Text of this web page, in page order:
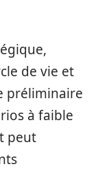
de vie et
préliminaire
à faible
peut